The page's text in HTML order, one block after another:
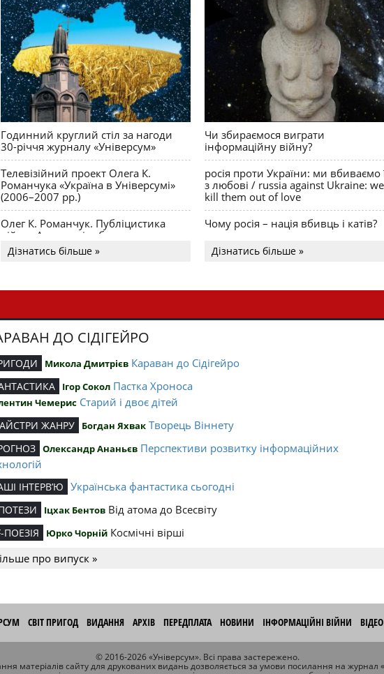
Годинний круглий стіл за нагоди
30-річчя журналу «Універсум»
Телевізійний проект Олега К.
Романчука «Україна в Універсумі»
(2006–2007 рр.)
Олег К. Романчук. Публіцистика
війни. Акценти і табу
Дізнатись більше »
Чи збираємося виграти
інформаційну війну?
росія проти України: ми вбиваємо
з любові / russia against Ukraine: we
kill them out of love
Чому росія – нація вбивць і катів?
Дізнатись більше »
ДО СІДІГЕЙРО
Микола Дмитрієв Караван до Сідігейро
Ігор Сокол Пастка Хроноса
Чемерис Старий і двоє дітей
ЖАНРУ Богдан Яхвак Творець Віннету
Олександр Ананьєв Перспективи розвитку інформаційних
ІНТЕРВ’Ю Українська фантастика сьогодні
Іцхак Бентов Від атома до Всесвіту
ПОЕЗІЯ Юрко Чорній Космічні вірші
про випуск »
СВІТ ПРИГОД ВИДАННЯ АРХІВ ПЕРЕДПЛАТА НОВИНИ ІНФОРМАЦІЙНІ ВІЙНИ
© 2016-2026 «Універсум». Всі права застережено.
матеріалів сайту для друкованих видань дозволяється за умови посилання на журнал